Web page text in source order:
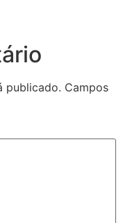
publicado. Campos